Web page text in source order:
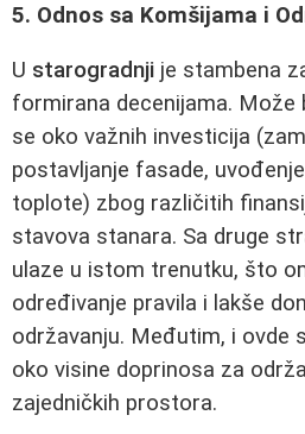
5. Odnos sa Komšijama i
U starogradnji je stambena
formirana decenijama.
se oko važnih investicija
postavljanje fasade,
toplote) zbog različitih
stavova stanara. Sa druge
ulaze u istom trenutku, što
određivanje pravila i lakše
održavanju. Međutim, i ovde
oko visine doprinosa za
zajedničkih prostora.